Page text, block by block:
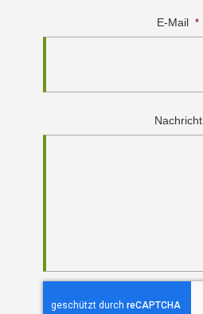
E-Mail *
Nachricht